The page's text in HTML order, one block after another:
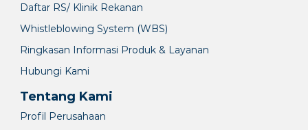
Daftar RS/ Klinik Rekanan
Whistleblowing System (WBS)
Ringkasan Informasi Produk & Layanan
Hubungi Kami
Tentang Kami
Profil Perusahaan